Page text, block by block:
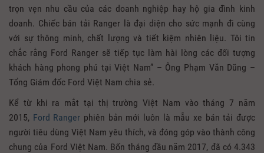
trọn vẹn nhu cầu của các doanh nghiệp hay hộ gia đình kinh
doanh. Chiếc bán tải Ranger là đại diện cho sức mạnh đi cùng
với sự thông minh, chất lượng và tiết kiệm nhiên liệu. Tôi tin
chắc rằng Ford Ranger sẽ tiếp tục làm hài lòng các đối tượng
khách hàng phong phú tại Việt Nam” – Ông Phạm Văn Dũng –
Tổng Giám đốc Ford Việt Nam chia sẻ.
Kể từ khi ra mắt tại thị trường Việt Nam vào tháng 7 năm
2015, Ford Ranger phiên bản mới luôn là mẫu xe bán tải được
người tiêu dùng Việt Nam yêu thích, và đóng góp vào thành công
chung của Ford Việt Nam.­­­ Bốn tháng đầu năm 2017, đã có 4.343